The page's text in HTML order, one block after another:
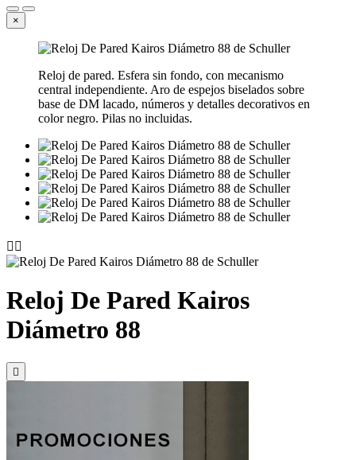
×
Reloj de pared. Esfera sin fondo, con mecanismo
central independiente. Aro de espejos biselados sobre
base de DM lacado, números y detalles decorativos en
color negro. Pilas no incluidas.
 
Reloj De Pared Kairos
Diámetro 88
